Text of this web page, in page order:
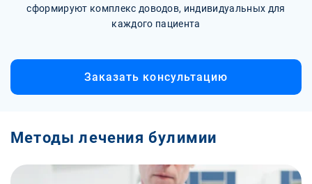
сформируют комплекс доводов, индивидуальных для
каждого пациента
Заказать консультацию
Методы лечения булимии